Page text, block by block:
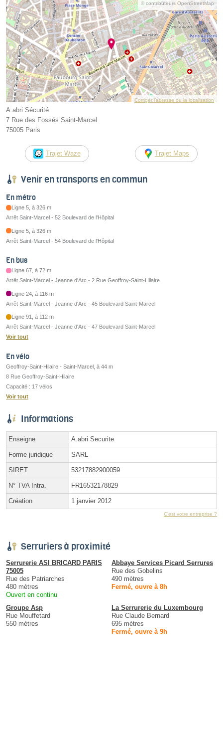
© contributeurs OpenStreetMap
Corriger l’adresse ou la localisation
A.abri Sécurité
7 Rue des Fossés Saint-Marcel
75005 Paris
Trajet Waze Trajet Maps
Venir en transports en commun
En métro
Ligne 5, à 326 m
Arrêt Saint-Marcel - 52 Boulevard de l'Hôpital
Ligne 5, à 326 m
Arrêt Saint-Marcel - 54 Boulevard de l'Hôpital
En bus
Ligne 67, à 72 m
Arrêt Saint-Marcel - Jeanne d'Arc - 2 Rue Geoffroy-Saint-Hilaire
Ligne 24, à 116 m
Arrêt Saint-Marcel - Jeanne d'Arc - 45 Boulevard Saint-Marcel
Ligne 91, à 112 m
Arrêt Saint-Marcel - Jeanne d'Arc - 47 Boulevard Saint-Marcel
Voir tout
En vélo
Geoffroy-Saint-Hilaire - Saint-Marcel, à 44 m
8 Rue Geoffroy-Saint-Hilaire
Capacité : 17 vélos
Voir tout
Informations
Enseigne A.abri Securite
Forme juridique SARL
SIRET 53217882900059
N° TVA Intra. FR16532178829
Création 1 janvier 2012
C'est votre entreprise ?
Serruriers à proximité
Serrurerie ASI BRICARD PARIS
75005
Rue des Patriarches
480 mètres
Ouvert en continu
Abbaye Services Picard Serrures
Rue des Gobelins
490 mètres
Fermé, ouvre à 8h
Groupe Asp
Rue Mouffetard
550 mètres
La Serrurerie du Luxembourg
Rue Claude Bernard
695 mètres
Fermé, ouvre à 9h